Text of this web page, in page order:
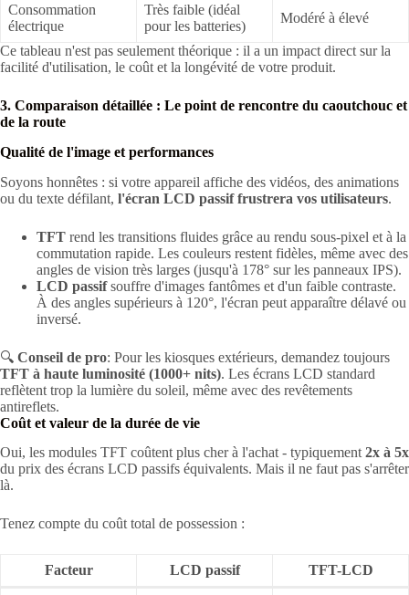
Consommation
électrique
Très faible (idéal
pour les batteries)
Modéré à élevé
Ce tableau n'est pas seulement théorique : il a un impact direct sur la
facilité d'utilisation, le coût et la longévité de votre produit.
3. Comparaison détaillée : Le point de rencontre du caoutchouc et
de la route
Qualité de l'image et performances
Soyons honnêtes : si votre appareil affiche des vidéos, des animations
ou du texte défilant, l'écran LCD passif frustrera vos utilisateurs.
TFT rend les transitions fluides grâce au rendu sous-pixel et à la
commutation rapide. Les couleurs restent fidèles, même avec des
angles de vision très larges (jusqu'à 178° sur les panneaux IPS).
LCD passifsouffre d'images fantômes et d'un faible contraste.
À des angles supérieurs à 120°, l'écran peut apparaître délavé ou
inversé.
🔍 Conseil de pro: Pour les kiosques extérieurs, demandez toujours
TFT à haute luminosité (1000+ nits). Les écrans LCD standard
reflètent trop la lumière du soleil, même avec des revêtements
antireflets.
Coût et valeur de la durée de vie
Oui, les modules TFT coûtent plus cher à l'achat - typiquement 2x à 5x
du prix des écrans LCD passifs équivalents. Mais il ne faut pas s'arrêter
là.
Tenez compte du coût total de possession :
Facteur LCD passif TFT-LCD